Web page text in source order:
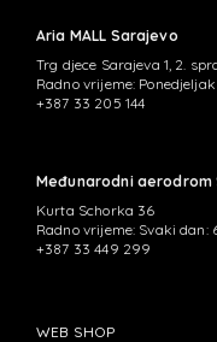
Aria MALL Sarajevo
Trg djece Sarajeva 1, 2.
Radno vrijeme:
+387 33 205 144
Međunarodni aerodrom
Kurta Schorka 36
Radno vrijeme: Svaki dan:
+387 33 449 299
WEB SHOP